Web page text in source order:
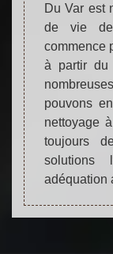
Du Var est
de vie
commence
à partir du
pouvons
nettoyage
toujours
solutions
adéquation